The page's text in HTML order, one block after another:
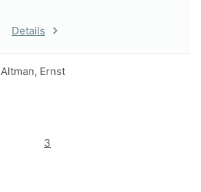
Details
Altman, Ernst
3